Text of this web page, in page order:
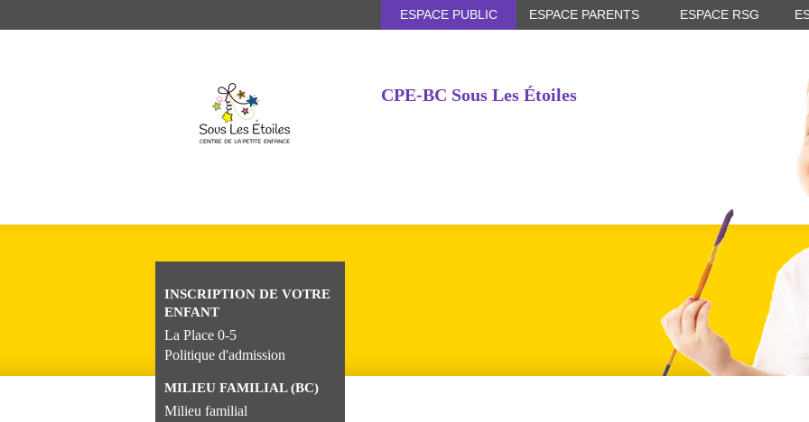
CPE-BC Sous Les Étoiles
ESPACE PUBLIC ESPACE PARENTS ESPACE RSG
INSCRIPTION DE VOTRE
ENFANT
La Place 0-5
Politique d'admission
MILIEU FAMILIAL (BC)
Milieu familial